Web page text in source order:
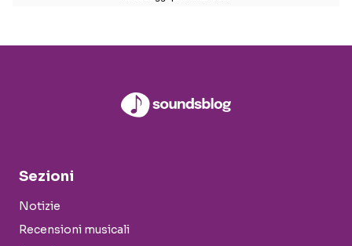
Sezioni
Notizie
Recensioni musicali